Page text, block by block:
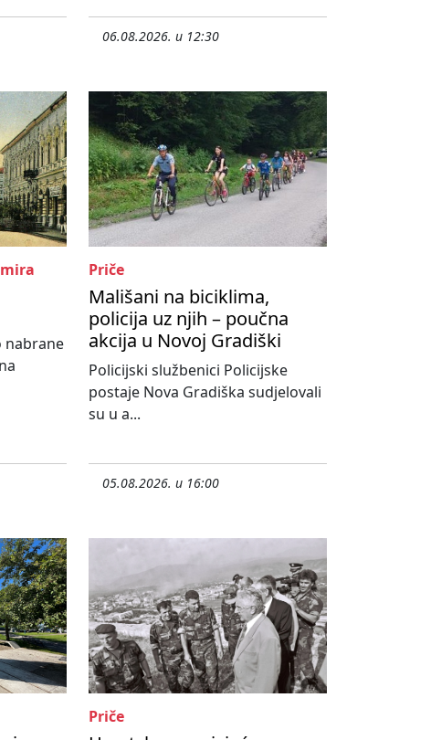
06.08.2026. u 12:30
nabrane
Priče
Mališani na biciklima,
policija uz njih – poučna
akcija u Novoj Gradiški
Policijski službenici Policijske
postaje Nova Gradiška sudjelovali
su u a...
05.08.2026. u 16:00
Priče